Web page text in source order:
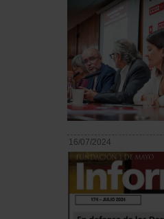
16/07/2024